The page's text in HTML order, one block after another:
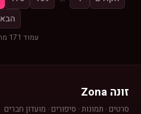
הבא
עמוד 171 מתוך 209
זונה Zona
סרטים · תמונות · סיפורים · מועדון חברים